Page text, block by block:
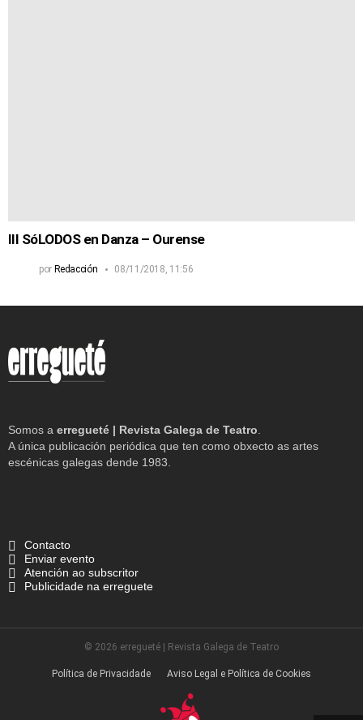
III SóLODOS en Danza – Ourense
por Redacción 08/11/2018, 11:56
Somos a erregueté | Revista Galega de Teatro
A única publicación periódica que ten como obxecto as artes
escénicas galegas dende 1983.
Contacto
Enviar evento
Atención ao subscritor
Publicidade na erreguete
© 2026 erregueté | Revista Galega de Teatro
Política de Privacidade Aviso Legal e Política de Cookies